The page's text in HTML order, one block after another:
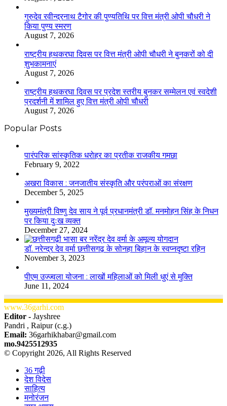
गुरुदेव रवीन्द्रनाथ टैगोर की पुण्यतिथि पर वित्त मंत्री ओपी चौधरी ने
किया पुण्य स्मरण
August 7, 2026
राष्ट्रीय हथकरघा दिवस पर वित्त मंत्री ओपी चौधरी ने बुनकरों को दी
शुभकामनाएं
August 7, 2026
राष्ट्रीय हथकरघा दिवस पर प्रदेश स्तरीय बुनकर सम्मेलन एवं स्वदेशी
प्रदर्शनी में शामिल हुए वित्त मंत्री ओपी चौधरी
August 7, 2026
Popular Posts
​​​​​​​पारंपरिक सांस्कृतिक धरोहर का प्रतीक राजकीय गमछा
February 9, 2022
अखरा विकास : जनजातीय संस्कृति और परंपराओं का संरक्षण
December 5, 2025
मुख्यमंत्री विष्णु देव साय ने पूर्व प्रधानमंत्री डॉ. मनमोहन सिंह के निधन
पर किया दुःख व्यक्त
December 27, 2024
डॉ. नरेन्द्र देव वर्मा छत्तीसगढ़ के सोनहा बिहान के स्वप्नदृष्टा रहिन
November 3, 2023
पीएम उज्ज्वला योजना : लाखों महिलाओं को मिली धुएं से मुक्ति
June 11, 2024
www.36garhi.com
Editor - Jayshree
Pandri , Raipur (c.g.)
Email: 36garhikhabar@gmail.com
mo.9425512935
© Copyright 2026, All Rights Reserved
36 गढ़ी
देश विदेस
साहित्य
मनोरंजन